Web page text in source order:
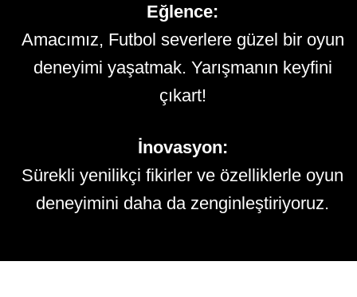
Eğlence:
Amacımız, Futbol severlere güzel bir oyun
deneyimi yaşatmak. Yarışmanın keyfini
çıkart!
İnovasyon:
Sürekli yenilikçi fikirler ve özelliklerle oyun
deneyimini daha da zenginleştiriyoruz.